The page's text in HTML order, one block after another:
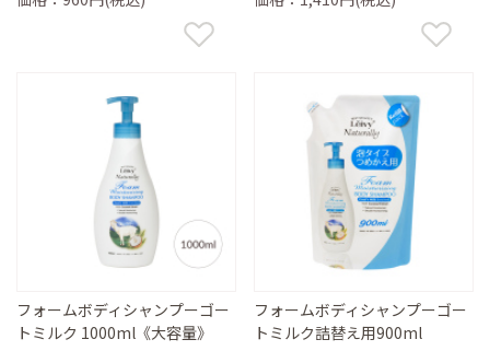
フォームボディシャンプーゴー
トミルク 1000ml《大容量》
フォームボディシャンプーゴー
トミルク詰替え用900ml